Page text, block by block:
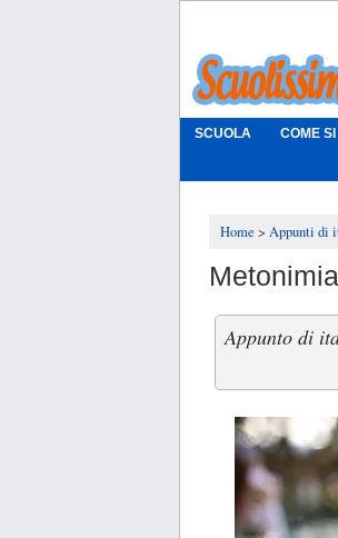
SCUOLA COME
Home Appunti di
Appunto di